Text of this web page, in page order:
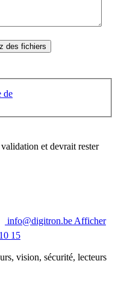
des fichiers
de
et devrait rester
info@digitron.be Afficher
15
vision, sécurité, lecteurs